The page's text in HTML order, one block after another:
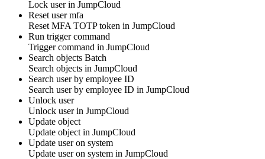
Lock userin JumpCloud
Reset user mfa
Reset MFA TOTP token in JumpCloud
Run trigger command
Triggercommand in JumpCloud
Search objects Batch
Search objects in JumpCloud
Search user by employee ID
Search userby employee ID in JumpCloud
Unlock user
Unlock userin JumpCloud
Update object
Update object in JumpCloud
Update user on system
Update useron system in JumpCloud